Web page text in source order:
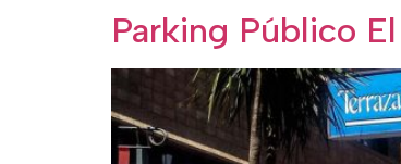
Parking Público